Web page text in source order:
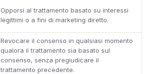
Opporsi al trattamento basato su interessi
legittimi o a fini di marketing diretto.
Revocare il consenso in qualsiasi momento
qualora il trattamento sia basato sul
consenso, senza pregiudicare il
trattamento precedente.